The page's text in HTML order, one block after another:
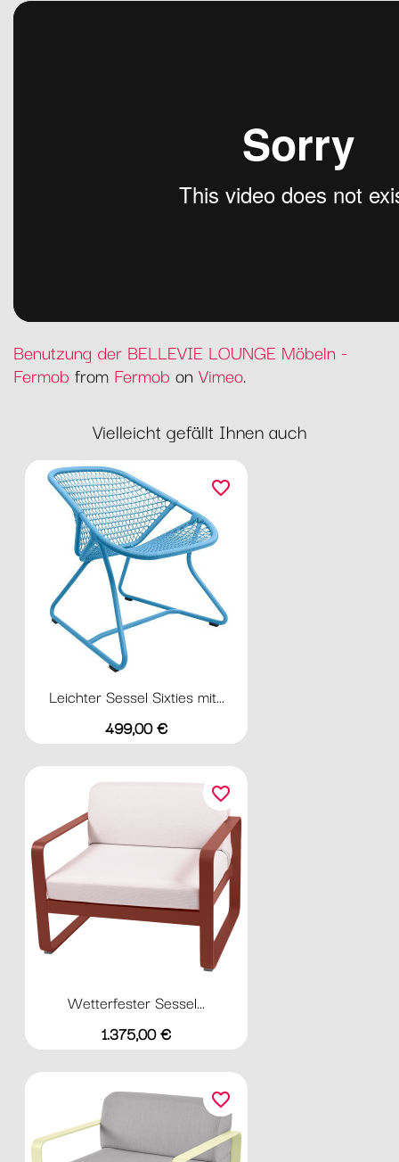
Benutzung der BELLEVIE LOUNGE Möbeln -
Fermob from Fermob on Vimeo.
Vielleicht gefällt Ihnen auch
Leichter Sessel Sixties mit...
Preis
499,00 €
favorite_border
Wetterfester Sessel...
Preis
1.375,00 €
favorite_border
favorite_border